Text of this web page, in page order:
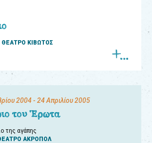
ΘΕΑΤΡΟ ΚΙΒΩΤΟΣ
2004- 24 Απριλίου 2005
του Έρωτα
της αγάπης
ΑΚΡΟΠΟΛ